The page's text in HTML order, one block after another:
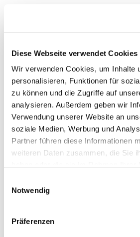
Diese Webseite verwendet Cookies
Wir verwenden Cookies, um Inhalte
personalisieren, Funktionen für
zu können und die Zugriffe auf
analysieren. Außerdem geben wir
Verwendung unserer Website an
soziale Medien, Werbung und
Partner führen diese Informationen
weiteren Daten zusammen, die Sie
Notwendig
Präferenzen